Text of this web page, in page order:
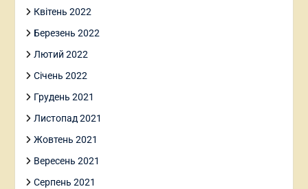
Квітень 2022
Березень 2022
Лютий 2022
Січень 2022
Грудень 2021
Листопад 2021
Жовтень 2021
Вересень 2021
Серпень 2021